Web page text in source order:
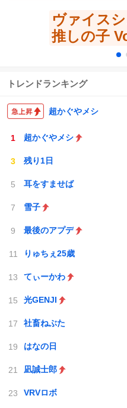
ヴァイス
推しの子
トレンドランキング
超かぐやメシ
超かぐやメシ
残り1日
耳をすませば
雪子
最後のアプデ
りゅちぇ25歳
てぃーかわ
光GENJI
社畜ねぶた
はなの日
凪誠士郎
VRVロボ